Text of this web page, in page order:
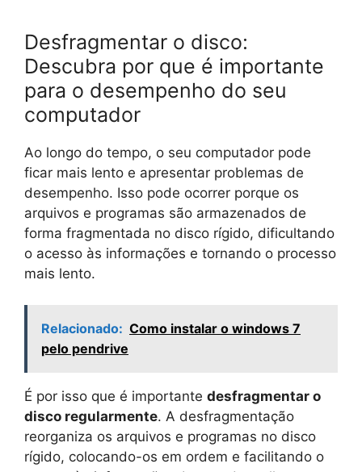
Desfragmentar o disco:
Descubra por que é importante
para o desempenho do seu
computador
Ao longo do tempo, o seu computador pode
ficar mais lento e apresentar problemas de
desempenho. Isso pode ocorrer porque os
arquivos e programas são armazenados de
forma fragmentada no disco rígido, dificultando
o acesso às informações e tornando o processo
mais lento.
Relacionado: Como instalar o windows 7
pelo pendrive
É por isso que é importante desfragmentar o
disco regularmente. A desfragmentação
reorganiza os arquivos e programas no disco
rígido, colocando-os em ordem e facilitando o